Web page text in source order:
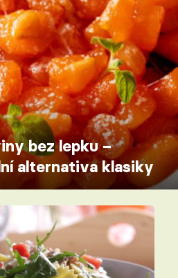
bez lepku –
alternativa klasiky